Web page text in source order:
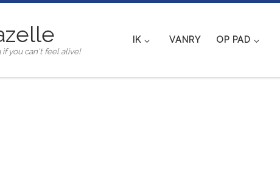
you can't feel alive!
IK VANRY OP PAD